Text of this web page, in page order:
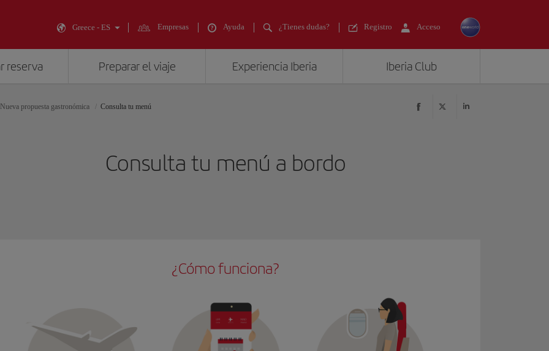
Greece - ES Empresas Ayuda ¿Tienes dudas? Registro Acceso
reserva Preparar el viaje Experiencia Iberia Iberia Club
Nueva propuesta gastronómica Consulta tu menú
Consulta tu menú a bordo
¿Cómo funciona?